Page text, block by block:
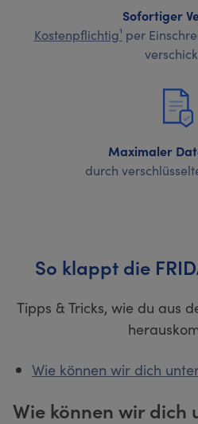
Sofortiger
Kostenpflichtig¹ per
Maximaler
durch
So klappt die
Tipps & Tricks, wie du aus
Wie können wir dich
Wie können wir dich